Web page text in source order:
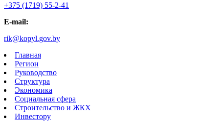
+375 (1719) 55-2-41
E-mail:
rik@kopyl.gov.by
Главная
Регион
Руководство
Структура
Экономика
Социальная сфера
Строительство и ЖКХ
Инвестору